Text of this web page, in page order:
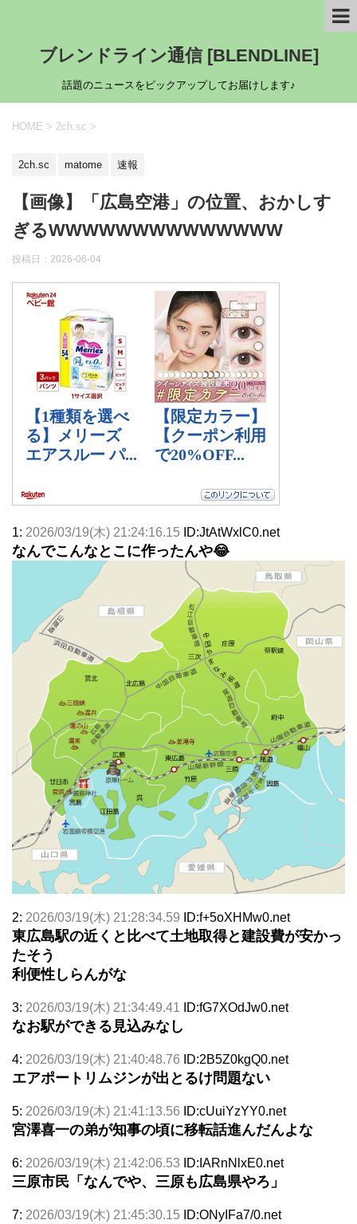
ブレンドライン通信 [BLENDLINE]
話題のニュースをピックアップしてお届けします♪
HOME > 2ch.sc >
2ch.sc matome 速報
【画像】「広島空港」の位置、おかしす
ぎるWWWWWWWWWWWWWW
投稿日： 2026-06-04
1: 2026/03/19(木) 21:24:16.15 ID:JtAtWxlC0.net
なんでこんなとこに作ったんや😂
2: 2026/03/19(木) 21:28:34.59 ID:f+5oXHMw0.net
東広島駅の近くと比べて土地取得と建設費が安かっ
たそう
利便性しらんがな
3: 2026/03/19(木) 21:34:49.41 ID:fG7XOdJw0.net
なお駅ができる見込みなし
4: 2026/03/19(木) 21:40:48.76 ID:2B5Z0kgQ0.net
エアポートリムジンが出とるけ問題ない
5: 2026/03/19(木) 21:41:13.56 ID:cUuiYzYY0.net
宮澤喜一の弟が知事の頃に移転話進んだんよな
6: 2026/03/19(木) 21:42:06.53 ID:IARnNlxE0.net
三原市民「なんでや、三原も広島県やろ」
7: 2026/03/19(木) 21:45:30.15 ID:ONyIFa7/0.net